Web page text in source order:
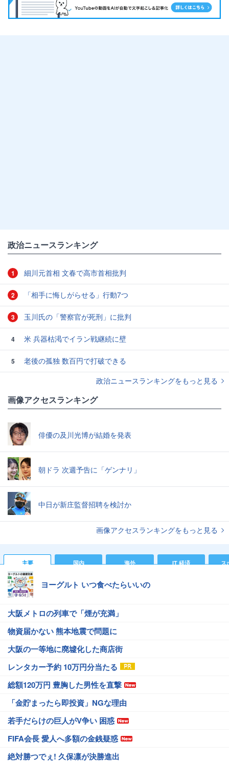
政治ニュースランキング
1 細川元首相 文春で高市首相批判
2 「相手に悔しがらせる」行動7つ
3 玉川氏の「警察官が死刑」に批判
4 米 兵器枯渇でイラン戦継続に壁
5
老後の孤独 数百円で打破できる
政治ニュースランキングをもっと見る
画像アクセスランキング
俳優の及川光博が結婚を発表
朝ドラ 次週予告に「ゲンナリ」
中日が新庄監督招聘を検討か
画像アクセスランキングをもっと見る
主要 国内 海外 IT 経済 ス
ヨーグルト いつ食べたらいいの
大阪メトロの列車で「煙が充満」
物資届かない 熊本地震で問題に
大阪の一等地に廃墟化した商店街
レンタカー予約 10万円分当たる
総額120万円 豊胸した男性を直撃
「金貯まったら即投資」NGな理由
若手だらけの巨人がV争い 困惑
FIFA会長 愛人へ多額の金銭疑惑
絶対勝つでぇ! 久保凛が決勝進出